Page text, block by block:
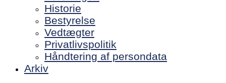
Historie
Bestyrelse
Vedtægter
Privatlivspolitik
Håndtering af persondata
Arkiv